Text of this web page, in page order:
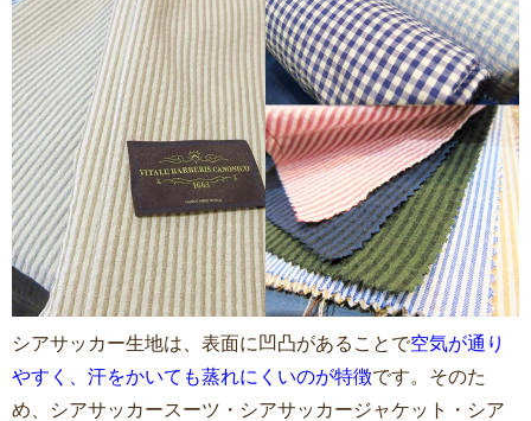
シアサッカー生地は、表面に凹凸があることで空気が通り
やすく、汗をかいても蒸れにくいのが特徴です。そのた
め、シアサッカースーツ・シアサッカージャケット・シア